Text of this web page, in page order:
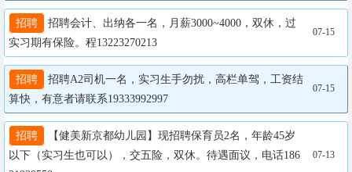
招聘
招聘会计、出纳各一名，月薪3000~4000，双休，过
实习期有保险。程13223270213
07-15
招聘
招聘A2司机一名，实习生手勿扰，高栏单驾，工资结
算快，有意者请联系19333992997
07-15
招聘
【健美新京都幼儿园】现招聘保育员2名，年龄45岁
以下（实习生也可以），交五险，双休。待遇面议，电话186
07-13